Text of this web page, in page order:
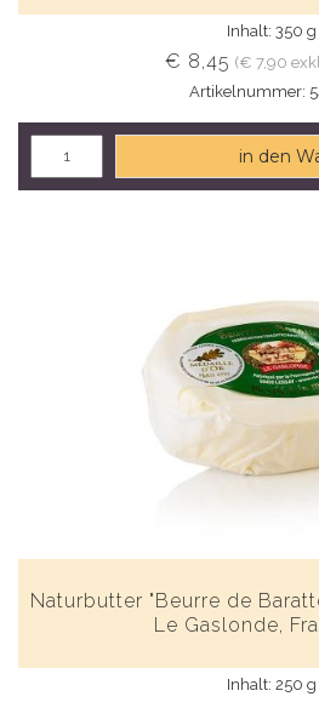
Inhalt: 350 g
€ 8,45 (€ 7,90
Artikelnummer:
in den
Naturbutter "Beurre de
Le Gaslonde,
Inhalt: 250 g